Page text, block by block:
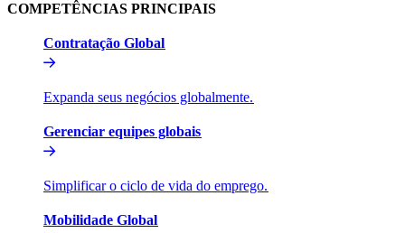
COMPETÊNCIAS PRINCIPAIS​​
Contratação Global​​
Expanda seus negócios globalmente.​​
Gerenciar equipes globais​​
Simplificar o ciclo de vida do emprego.​​
Mobilidade Global​​